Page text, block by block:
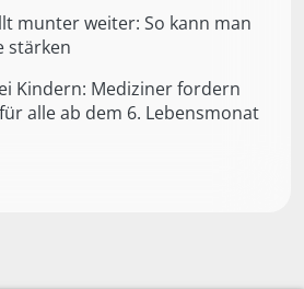
munter weiter: So kann man
stärken
Kindern: Mediziner fordern
alle ab dem 6. Lebensmonat